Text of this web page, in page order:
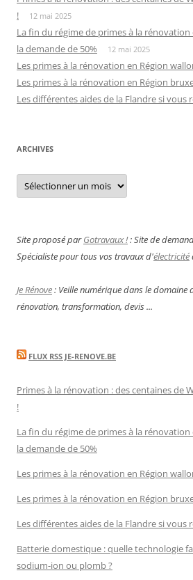
!
12 mai 2025
La fin du régime de primes à la
la demande de 50%
12 mai 2025
Les primes à la rénovation en Région
Les primes à la rénovation en Région
Les différentes aides de la Flandre si vous
ARCHIVES
Archives
Site proposé parGotravaux !: Site de
Spécialiste pour tous vos travaux d'électricité
Je Rénove: Veille numérique dans le domaine
rénovation, transformation, devis ...
FLUX RSS JE-RENOVE.BE
Primes à la rénovation : des centaines de
!
La fin du régime de primes à la
la demande de 50%
Les primes à la rénovation en Région
Les primes à la rénovation en Région
Les différentes aides de la Flandre si vous
Batterie domestique : quelle technologie
sodium-ion ou plomb ?